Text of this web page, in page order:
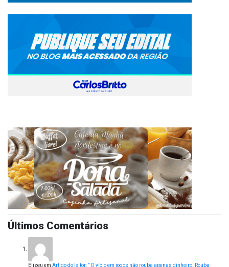
Últimos Comentários
Elizeu em Artigo do leitor: ” O vício em jogos não rouba apenas dinheiro. Rouba